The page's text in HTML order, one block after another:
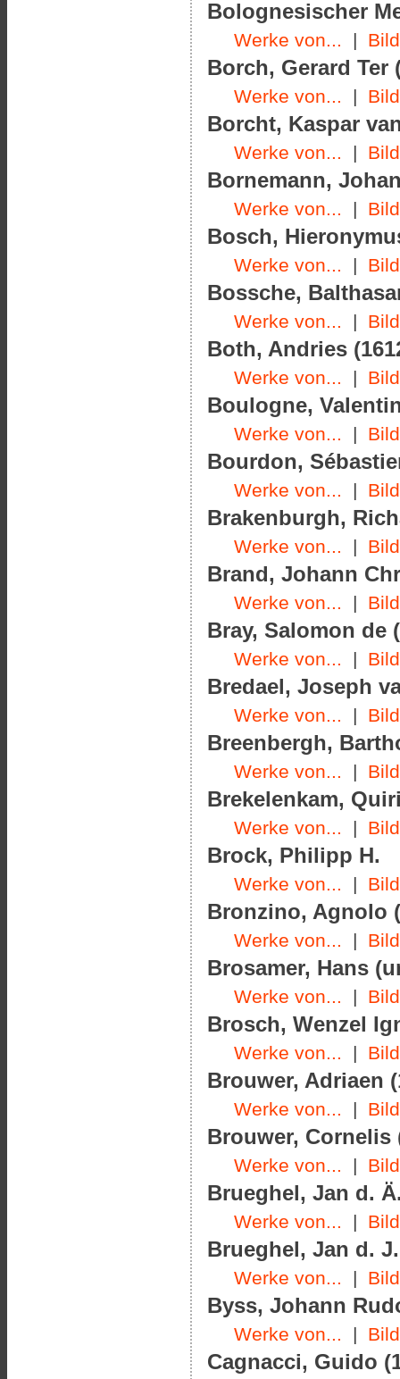
Bolognesischer
Werke von... |
Borch, Gerard Ter
Werke von... |
Borcht, Kaspar
Werke von... |
Bornemann,
Werke von... |
Bosch,
Werke von... |
Bossche,
Werke von... |
Both, Andries
Werke von... |
Boulogne,
Werke von... |
Bourdon,
Werke von... |
Brakenburgh,
Werke von... |
Brand, Johann
Werke von... |
Bray, Salomon de
Werke von... |
Bredael, Joseph
Werke von... |
Breenbergh,
Werke von... |
Brekelenkam,
Werke von... |
Brock, Philipp H.
Werke von... |
Bronzino, Agnolo
Werke von... |
Brosamer, Hans
Werke von... |
Brosch, Wenzel
Werke von... |
Brouwer, Adriaen
Werke von... |
Brouwer, Cornelis
Werke von... |
Brueghel, Jan d.
Werke von... |
Brueghel, Jan d.
Werke von... |
Byss, Johann
Werke von... |
Cagnacci, Guido